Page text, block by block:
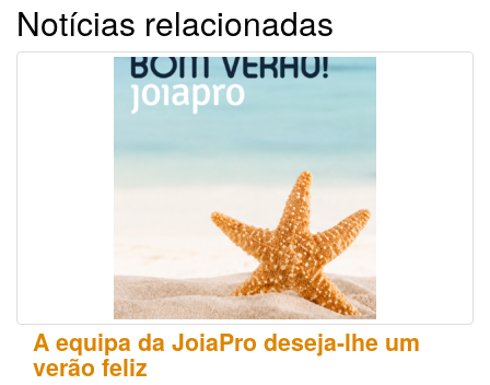
Notícias relacionadas
A equipa da JoiaPro deseja-lhe um
verão feliz